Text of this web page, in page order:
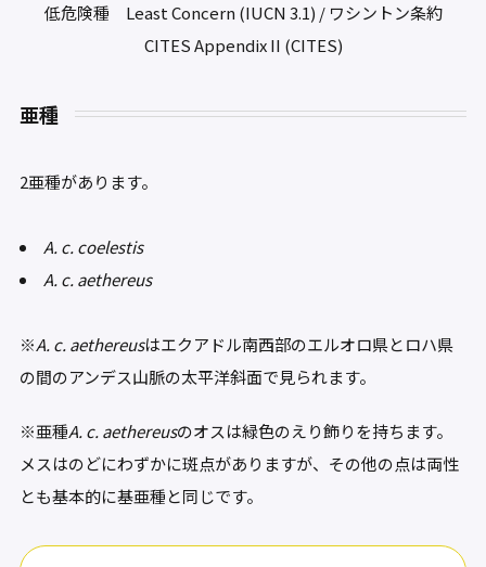
低危険種 Least Concern (IUCN 3.1) / ワシントン条約
CITES Appendix II (CITES)
亜種
2亜種があります。
A. c. coelestis
A. c. aethereus
※A. c. aethereusはエクアドル南西部のエルオロ県とロハ県
の間のアンデス山脈の太平洋斜面で見られます。
※亜種A. c. aethereusのオスは緑色のえり飾りを持ちます。
メスはのどにわずかに斑点がありますが、その他の点は両性
とも基本的に基亜種と同じです。